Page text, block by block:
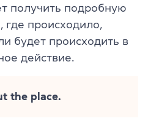
получить подробную
происходило,
будет происходить в
действие.
the place.